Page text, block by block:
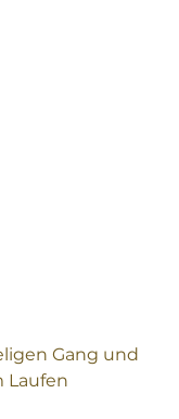
Gang und
Laufen